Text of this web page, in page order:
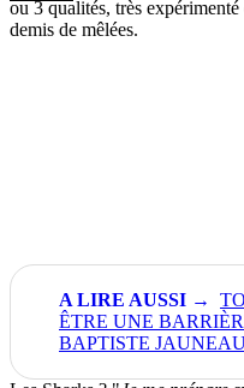
ou 3 qualités, très
demis de mêlées.
ÊTRE UNE
BAPTISTE